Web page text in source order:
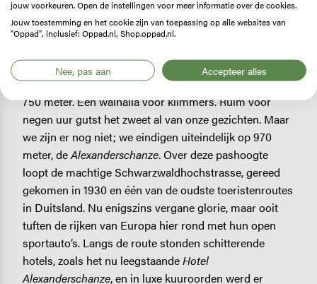
op een wegwijzer. Intrigerend, welk verhaal zit daar
achter? Wat is hier gebeurd?
Het past bij deze broeierige dag waarop we meteen
steil in de beugels moeten. In korte tijd van 250 naar
750 meter. Een walhalla voor klimmers. Ruim voor
negen uur gutst het zweet al van onze gezichten. Maar
we zijn er nog niet; we eindigen uiteindelijk op 970
meter, deAlexanderschanze. Over deze pashoogte
loopt de machtige Schwarzwaldhochstrasse, gereed
gekomen in 1930 en één van de oudste toeristenroutes
in Duitsland. Nu enigszins vergane glorie, maar ooit
tuften de rijken van Europa hier rond met hun open
sportauto’s. Langs de route stonden schitterende
hotels, zoals het nu leegstaandeHotel
Alexanderschanze, en in luxe kuuroorden werd er
jouw voorkeuren. Open de instellingen voor meer informatie over de cookies.
Jouw toestemming en het cookie zijn van toepassing op alle websites van
"Oppad", inclusief: Oppad.nl, Shop.oppad.nl.
Nee, pas aan Accepteer alles